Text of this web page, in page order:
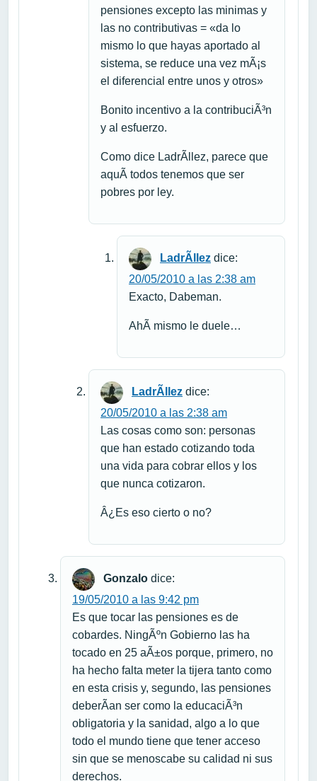
pensiones excepto las minimas y
las no contributivas = «da lo
mismo lo que hayas aportado al
sistema, se reduce una vez mÃ¡s
el diferencial entre unos y otros»
Bonito incentivo a la contribuciÃ³n
y al esfuerzo.
Como dice LadrÃ­llez, parece que
aquÃ­ todos tenemos que ser
pobres por ley.
LadrÃ­llez dice:
20/05/2010 a las 2:38 am
Exacto, Dabeman.
AhÃ­ mismo le duele…
LadrÃ­llez dice:
20/05/2010 a las 2:38 am
Las cosas como son: personas
que han estado cotizando toda
una vida para cobrar ellos y los
que nunca cotizaron.
Â¿Es eso cierto o no?
Gonzalo dice:
19/05/2010 a las 9:42 pm
Es que tocar las pensiones es de
cobardes. NingÃºn Gobierno las ha
tocado en 25 aÃ±os porque, primero, no
ha hecho falta meter la tijera tanto como
en esta crisis y, segundo, las pensiones
deberÃ­an ser como la educaciÃ³n
obligatoria y la sanidad, algo a lo que
todo el mundo tiene que tener acceso
sin que se menoscabe su calidad ni sus
derechos.